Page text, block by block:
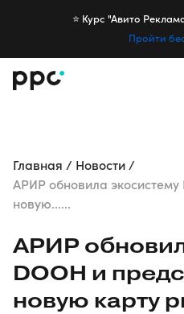
⭐️ Курс "Авито
Пройти
Главная
Новости
АРИР обновила
новую......
АРИР
DOOH и
новую карту